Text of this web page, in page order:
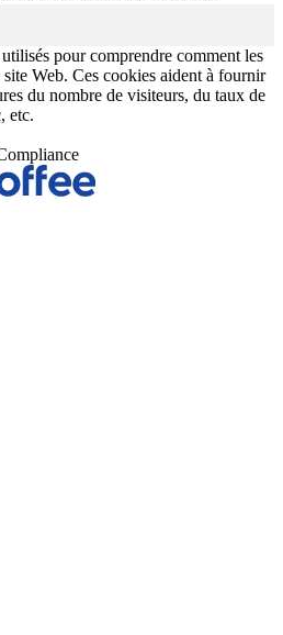
pour comprendre comment les
Web. Ces cookies aident à fournir
du nombre de visiteurs, du taux de
etc.